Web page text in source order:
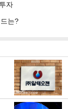
자
는?